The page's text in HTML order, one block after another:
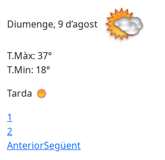
Diumenge, 9 d’agost
T.Màx: 37°
T.Min: 18°
Tarda
1
2
AnteriorSegüent